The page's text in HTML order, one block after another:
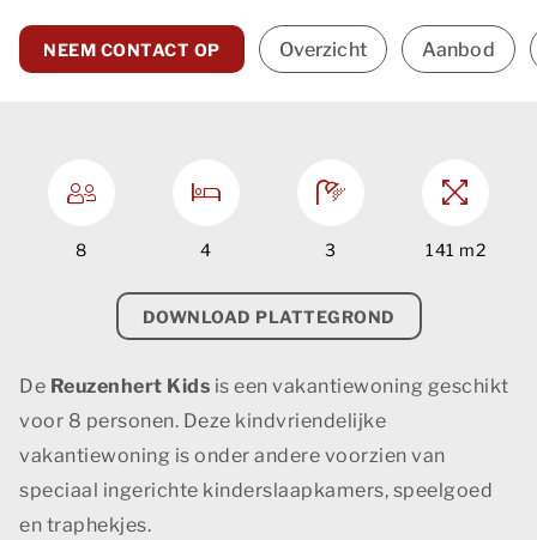
NEEM CONTACT OP Overzicht Aanbod
8 4 3 141 m2
DOWNLOAD PLATTEGROND
De Reuzenhert Kids is een vakantiewoning geschikt
voor 8 personen. Deze kindvriendelijke
vakantiewoning is onder andere voorzien van
speciaal ingerichte kinderslaapkamers, speelgoed
en traphekjes.